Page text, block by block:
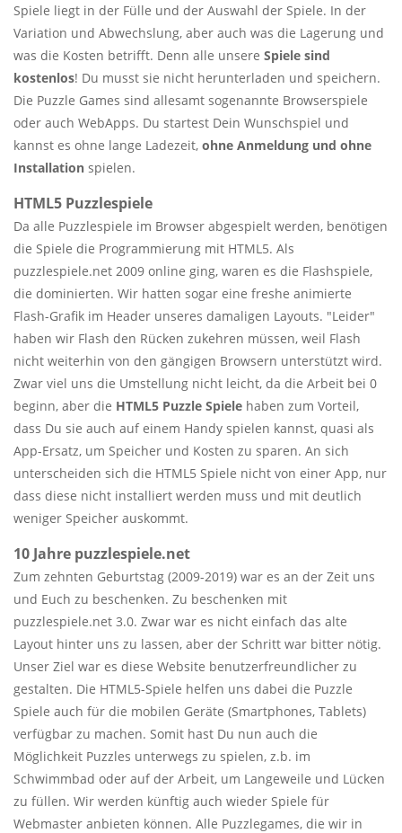
Spiele liegt in der Fülle und der Auswahl der Spiele. In der
Variation und Abwechslung, aber auch was die Lagerung und
was die Kosten betrifft. Denn alle unsere Spiele sind
kostenlos! Du musst sie nicht herunterladen und speichern.
Die Puzzle Games sind allesamt sogenannte Browserspiele
oder auch WebApps. Du startest Dein Wunschspiel und
kannst es ohne lange Ladezeit, ohne Anmeldung und ohne
Installation spielen.
HTML5 Puzzlespiele
Da alle Puzzlespiele im Browser abgespielt werden, benötigen
die Spiele die Programmierung mit HTML5. Als
puzzlespiele.net 2009 online ging, waren es die Flashspiele,
die dominierten. Wir hatten sogar eine freshe animierte
Flash-Grafik im Header unseres damaligen Layouts. "Leider"
haben wir Flash den Rücken zukehren müssen, weil Flash
nicht weiterhin von den gängigen Browsern unterstützt wird.
Zwar viel uns die Umstellung nicht leicht, da die Arbeit bei 0
beginn, aber die HTML5 Puzzle Spiele haben zum Vorteil,
dass Du sie auch auf einem Handy spielen kannst, quasi als
App-Ersatz, um Speicher und Kosten zu sparen. An sich
unterscheiden sich die HTML5 Spiele nicht von einer App, nur
dass diese nicht installiert werden muss und mit deutlich
weniger Speicher auskommt.
10 Jahre puzzlespiele.net
Zum zehnten Geburtstag (2009-2019) war es an der Zeit uns
und Euch zu beschenken. Zu beschenken mit
puzzlespiele.net 3.0. Zwar war es nicht einfach das alte
Layout hinter uns zu lassen, aber der Schritt war bitter nötig.
Unser Ziel war es diese Website benutzerfreundlicher zu
gestalten. Die HTML5-Spiele helfen uns dabei die Puzzle
Spiele auch für die mobilen Geräte (Smartphones, Tablets)
verfügbar zu machen. Somit hast Du nun auch die
Möglichkeit Puzzles unterwegs zu spielen, z.b. im
Schwimmbad oder auf der Arbeit, um Langeweile und Lücken
zu füllen. Wir werden künftig auch wieder Spiele für
Webmaster anbieten können. Alle Puzzlegames, die wir in